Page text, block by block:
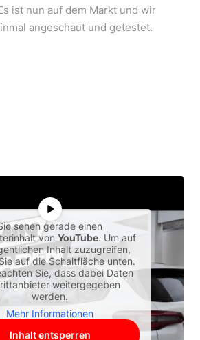
ist nun auf dem Markt und wir
angeschaut und getestet.
sehen gerade einen
vonYouTube. Um auf
Inhalt zuzugreifen,
auf die Schaltfläche unten.
Sie, dass dabei Daten
weitergegeben
werden.
Mehr Informationen
Inhalt entsperren